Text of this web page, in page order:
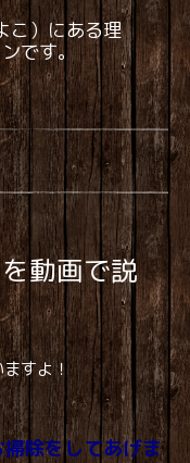
こ）にある理
です。
動画で説
すよ！
除をしてあげま